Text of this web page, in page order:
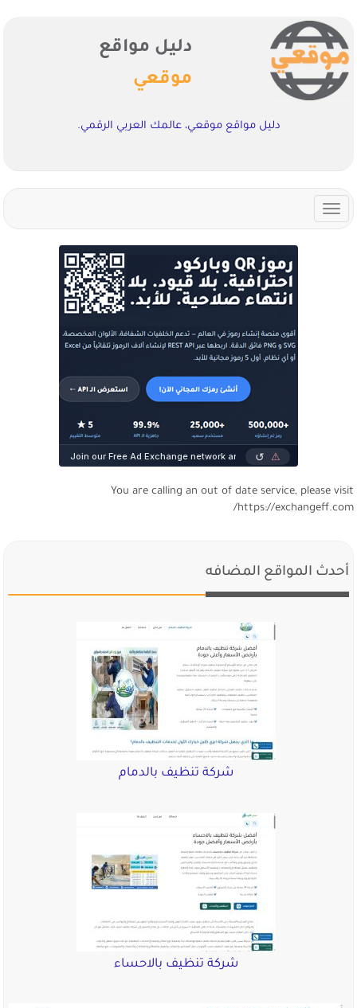
دليل مواقع
موقعي
دليل مواقع موقعي، عالمك العربي الرقمي.
Toggle
navigation
You are calling an out of date service, please visit
https://exchangeff.com/
أحدث المواقع المضافه
شركة تنظيف بالدمام
شركة تنظيف بالاحساء